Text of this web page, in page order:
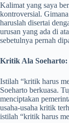
Kalimat yang saya
kontroversial. Gimana
haruslah disertai
urusan yang ada di
sebetulnya pernah
Kritik Ala
Istilah “kritik harus
Soeharto berkuasa.
menciptakan
usaha-usaha kritik
istilah “kritik harus